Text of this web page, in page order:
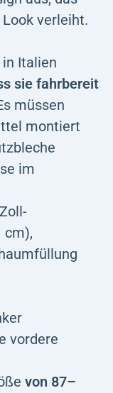
verleiht.
Italien
sie fahrbereit
müssen
montiert
im
cm),
vordere
von 87–